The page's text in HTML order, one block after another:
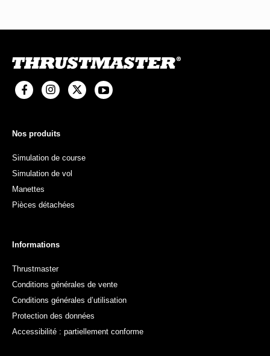
Nos produits
Simulation de course
Simulation de vol
Manettes
Pièces détachées
Informations
Thrustmaster
Conditions générales de vente
Conditions générales d’utilisation
Protection des données
Accessibilité : partiellement conforme